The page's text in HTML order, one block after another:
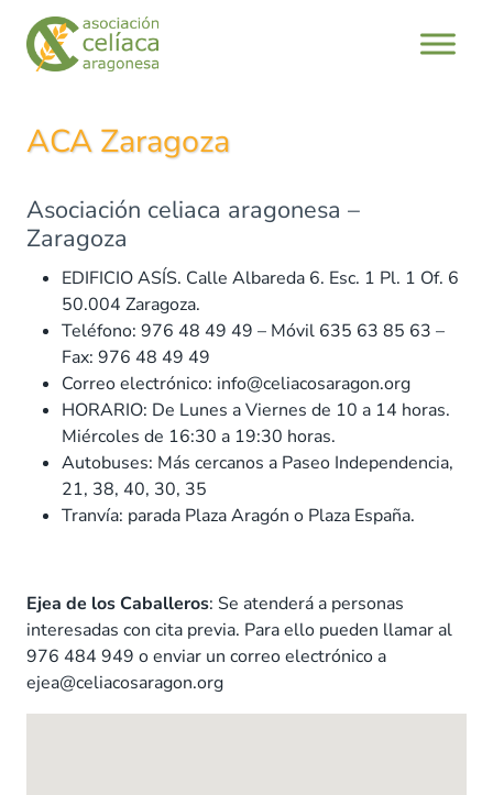
Saltar
contenido
ACA Zaragoza
Asociación celiaca aragonesa –
Zaragoza
EDIFICIO ASÍS. Calle Albareda 6. Esc. 1 Pl. 1 Of. 6
50.004 Zaragoza.
Teléfono: 976 48 49 49 – Móvil 635 63 85 63 –
Fax: 976 48 49 49
Correo electrónico: info@celiacosaragon.org
HORARIO: De Lunes a Viernes de 10 a 14 horas.
Miércoles de 16:30 a 19:30 horas.
Autobuses: Más cercanos a Paseo Independencia,
21, 38, 40, 30, 35
Tranvía: parada Plaza Aragón o Plaza España.
Ejea de los Caballeros: Se atenderá a personas
interesadas con cita previa. Para ello pueden llamar al
976 484 949 o enviar un correo electrónico a
ejea@celiacosaragon.org